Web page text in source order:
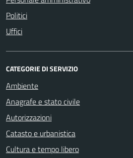
Politici
Uffici
CATEGORIE DI SERVIZIO
Ambiente
Anagrafe e stato civile
Autorizzazioni
Catasto e urbanistica
Cultura e tempo libero